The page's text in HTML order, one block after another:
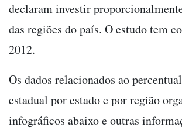
declaram investir
das regiões do país. O estudo tem
2012.
Os dados relacionados ao
estadual por estado e por região
infográficos abaixo e outras